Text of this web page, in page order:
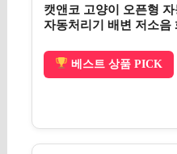
캣앤코 고양이 오픈형
자동처리기 배변 저소음
베스트 상품 PICK